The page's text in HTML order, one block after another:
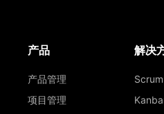
产品
产品管理
项目管理
解决